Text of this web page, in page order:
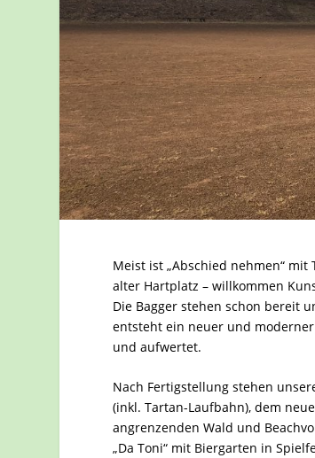
Meist ist „Abschied nehmen“
alter Hartplatz – willkommen
Die Bagger stehen schon bereit
entsteht ein neuer und
und aufwertet.
Nach Fertigstellung stehen
(inkl. Tartan-Laufbahn), dem
angrenzenden Wald und
„Da Toni“ mit Biergarten in